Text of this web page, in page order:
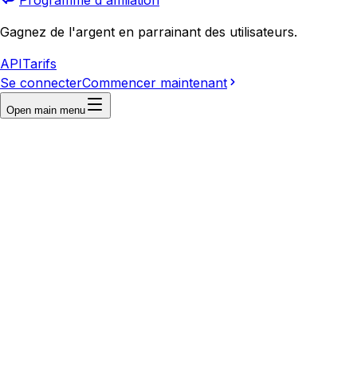
Gagnez de l'argent en parrainant des utilisateurs.
APITarifs
Se connecterCommencer maintenant
Open main menu